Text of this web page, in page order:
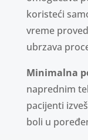
koristeći
vreme
ubrzava
Minimalna
naprednim
pacijenti
boli u